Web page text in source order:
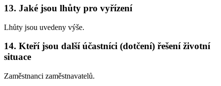
13. Jaké jsou lhůty pro vyřízení
Lhůty jsou uvedeny výše.
14. Kteří jsou další účastníci (dotčení) řešení životní
situace
Zaměstnanci zaměstnavatelů.